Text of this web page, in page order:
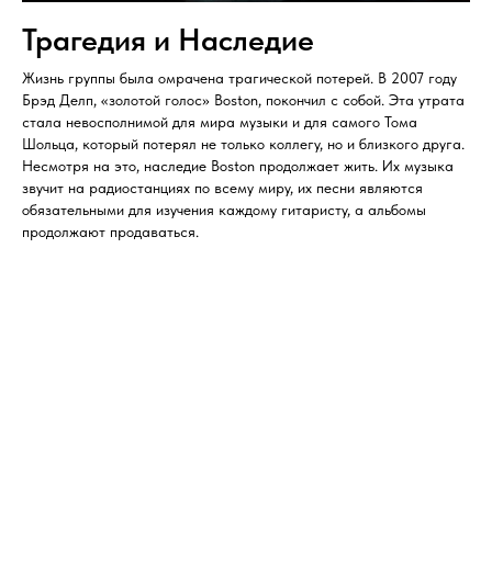
Трагедия и Наследие
Жизнь группы была омрачена трагической потерей. В 2007 году
Брэд Делп, «золотой голос» Boston, покончил с собой. Эта утрата
стала невосполнимой для мира музыки и для самого Тома
Шольца, который потерял не только коллегу, но и близкого друга.
Несмотря на это, наследие Boston продолжает жить. Их музыка
звучит на радиостанциях по всему миру, их песни являются
обязательными для изучения каждому гитаристу, а альбомы
продолжают продаваться.